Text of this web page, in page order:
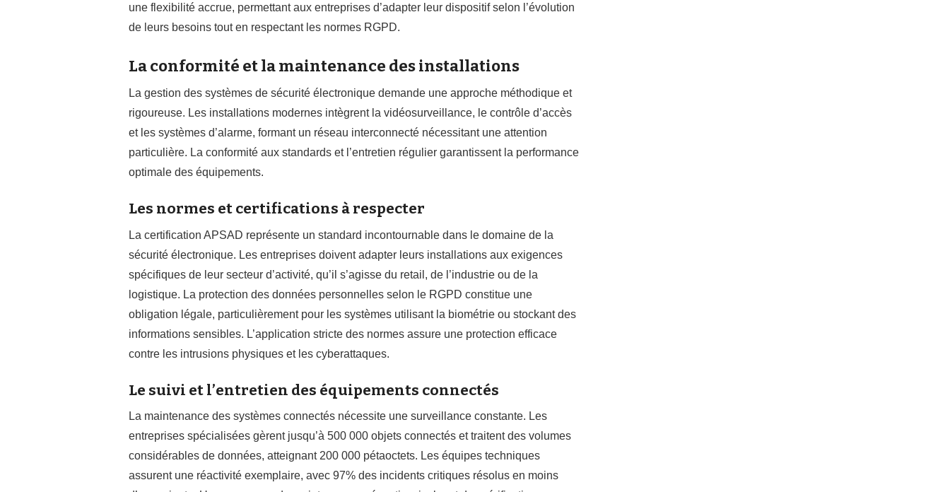
une flexibilité accrue, permettant aux entreprises d’adapter leur dispositif selon l’évolution
de leurs besoins tout en respectant les normes RGPD.
La conformité et la maintenance des installations
La gestion des systèmes de sécurité électronique demande une approche méthodique et
rigoureuse. Les installations modernes intègrent la vidéosurveillance, le contrôle d’accès
et les systèmes d’alarme, formant un réseau interconnecté nécessitant une attention
particulière. La conformité aux standards et l’entretien régulier garantissent la performance
optimale des équipements.
Les normes et certifications à respecter
La certification APSAD représente un standard incontournable dans le domaine de la
sécurité électronique. Les entreprises doivent adapter leurs installations aux exigences
spécifiques de leur secteur d’activité, qu’il s’agisse du retail, de l’industrie ou de la
logistique. La protection des données personnelles selon le RGPD constitue une
obligation légale, particulièrement pour les systèmes utilisant la biométrie ou stockant des
informations sensibles. L’application stricte des normes assure une protection efficace
contre les intrusions physiques et les cyberattaques.
Le suivi et l’entretien des équipements connectés
La maintenance des systèmes connectés nécessite une surveillance constante. Les
entreprises spécialisées gèrent jusqu’à 500 000 objets connectés et traitent des volumes
considérables de données, atteignant 200 000 pétaoctets. Les équipes techniques
assurent une réactivité exemplaire, avec 97% des incidents critiques résolus en moins